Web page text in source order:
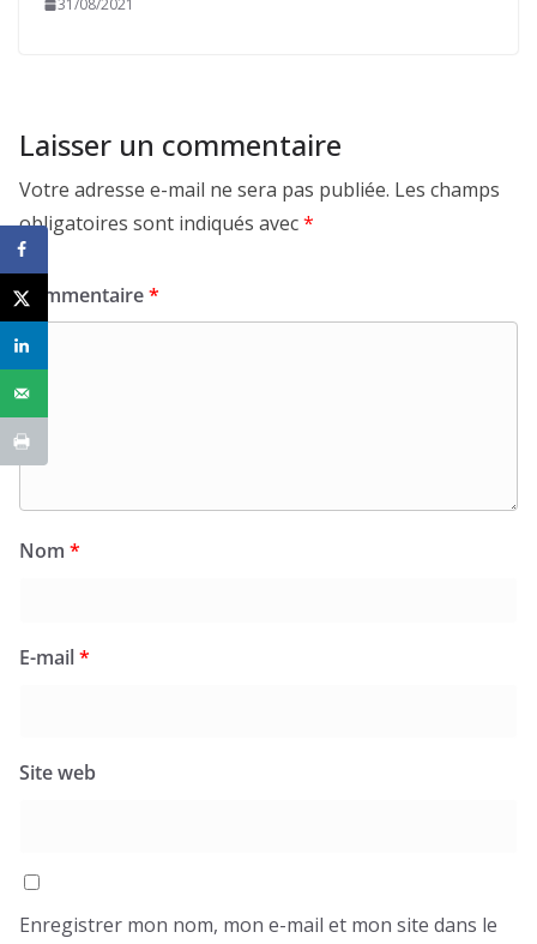
31/08/2021
Laisser un commentaire
Votre adresse e-mail ne sera pas publiée. Les champs
obligatoires sont indiqués avec*
Commentaire*
Nom *
E-mail*
Site web
Enregistrer mon nom, mon e-mail et mon site dans le